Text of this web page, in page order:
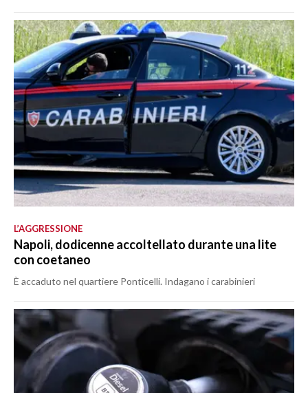
L’AGGRESSIONE
Napoli, dodicenne accoltellato durante una lite
con coetaneo
È accaduto nel quartiere Ponticelli. Indagano i carabinieri